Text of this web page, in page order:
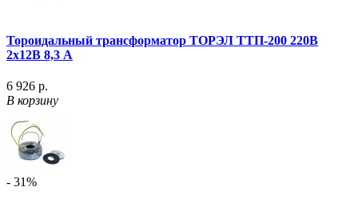
Тороидальный трансформатор ТОРЭЛ ТТП-200 220В
2х12В 8,3 А
6 926 р.
В корзину
- 31%